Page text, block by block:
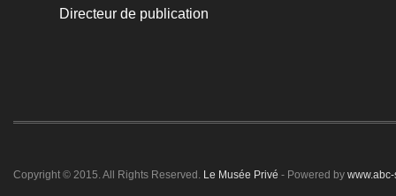
Directeur de publication
Copyright © 2015. All Rights Reserved. Le Musée Privé - Powered by